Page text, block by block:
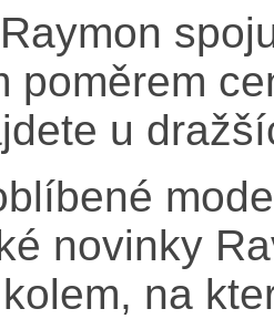
poměrem
u
novinky
na